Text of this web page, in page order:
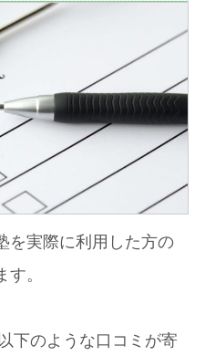
を実際に利用した方の
。
下のような口コミが寄